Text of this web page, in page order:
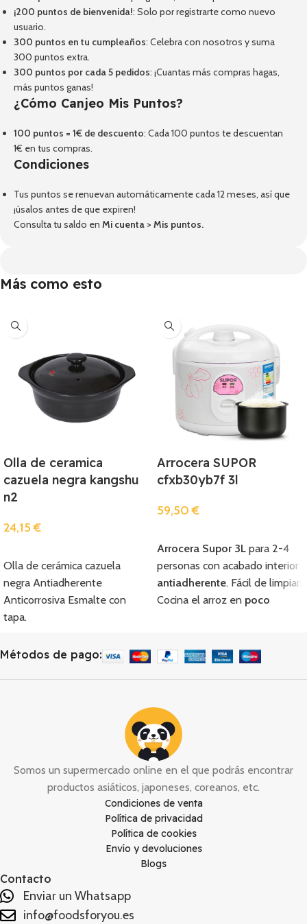
¡200 puntos de bienvenida!: Solo por registrarte como nuevo
usuario.
300 puntos en tu cumpleaños: Celebra con nosotros y suma
300 puntos extra.
300 puntos por cada 5 pedidos: ¡Cuantas más compras hagas,
más puntos ganas!
¿Cómo Canjeo Mis Puntos?
100 puntos = 1€ de descuento: Cada 100 puntos te descuentan
1€ en tus compras.
Condiciones
Tus puntos se renuevan automáticamente cada 12 meses, así que
¡úsalos antes de que expiren!
Consulta tu saldo en Mi cuenta > Mis puntos.
Más como esto
Olla de ceramica
cazuela negra kangshu
n2
24,15€
Olla de cerámica cazuela
negra Antiadherente
Anticorrosiva Esmalte con
tapa.
Arrocera SUPOR
cfxb30yb7f 3l
59,50€
Arrocera Supor 3L para 2-4
personas con acabado interior
antiadherente. Fácil de limpiar.
Cocina el arroz en poco
Métodos de pago:
Somos un supermercado online en el que podrás encontrar
productos asiáticos, japoneses, coreanos, etc.
Condiciones de venta
Política de privacidad
Política de cookies
Envío y devoluciones
Blogs
Contacto
Enviar un Whatsapp
info@foodsforyou.es